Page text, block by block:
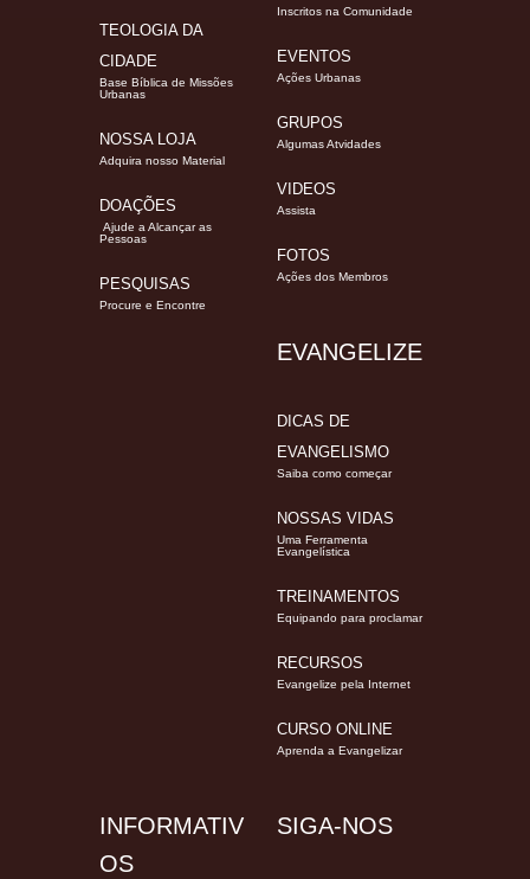
TEOLOGIA DA
CIDADE
Base Bíblica de Missões
Urbanas
NOSSA LOJA
Adquira nosso Material
DOAÇÕES
Ajude a Alcançar as
Pessoas
PESQUISAS
Procure e Encontre
Inscritos na Comunidade
EVENTOS
Ações Urbanas
GRUPOS
Algumas Atvidades
VIDEOS
Assista
FOTOS
Ações dos Membros
EVANGELIZE
DICAS DE
EVANGELISMO
Saiba como começar
NOSSAS VIDAS
Uma Ferramenta
Evangelística
TREINAMENTOS
Equipando para proclamar
RECURSOS
Evangelize pela Internet
CURSO ONLINE
Aprenda a Evangelizar
INFORMATIV
OS
SIGA-NOS